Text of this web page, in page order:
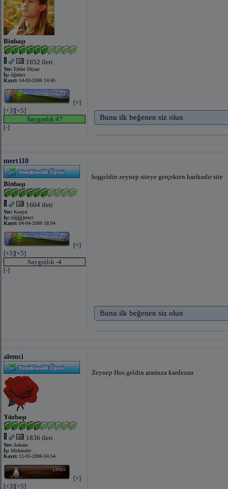
Binbaşı
1652 ileti
Yer: Efeler Diyarı
İş: öğrenci
Kayıt: 14-03-2006 14:45
[+]
[+3][+5]
Saygınlık 47
[-]
Bunu ilk beğenen siz olun
mert110
Binbaşı
1604 ileti
Yer: Konya
İş: (öğğğ)renci
Kayıt: 04-04-2006 18:04
[+]
[+3][+5]
Saygınlık -4
[-]
hışgeldin zeynep siteye gerçekten harikadır site
Bunu ilk beğenen siz olun
alemci
Yüzbaşı
1836 ileti
Yer: Ankara
İş: Muhasebe
Kayıt: 11-05-2006 04:54
[+]
[+3][+5]
Zeynep Hos geldın aramıza kardesım